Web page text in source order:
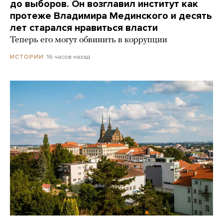
до выборов. Он возглавил институт как
протеже Владимира Мединского и десять
лет старался нравиться власти
Теперь его могут обвинить в коррупции
ИСТОРИИ 16 часов назад